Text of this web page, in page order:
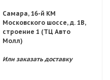
Самара, 16-й КМ
Московского шоссе, д. 1В,
строение 1 (ТЦ Авто
Молл)
Или заказать доставку